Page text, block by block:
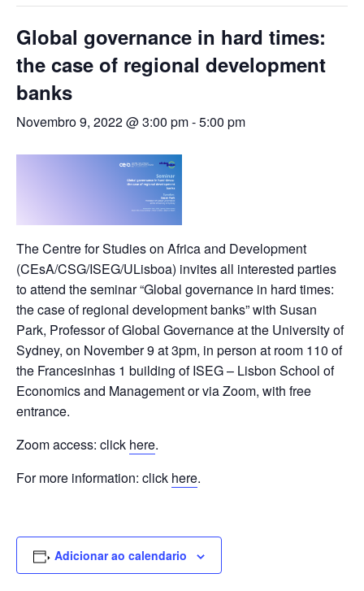
Global governance in hard times:
the case of regional development
banks
Novembro 9, 2022 @ 3:00 pm-5:00 pm
The Centre for Studies on Africa and Development
(CEsA/CSG/ISEG/ULisboa) invites all interested parties
to attend the seminar “Global governance in hard times:
the case of regional development banks” with Susan
Park, Professor of Global Governance at the University of
Sydney, on November 9 at 3pm, in person at room 110 of
the Francesinhas 1 building of ISEG – Lisbon School of
Economics and Management or via Zoom, with free
entrance.
Zoom access: click here.
For more information: click here.
Adicionar ao calendario